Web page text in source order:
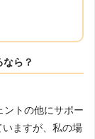
なら？
ントの他にサポー
ますが、私の場